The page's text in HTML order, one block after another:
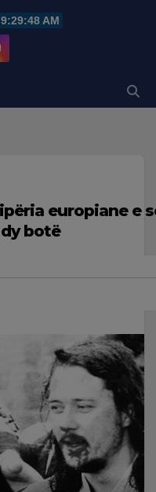
9:29:49 AM
europiane e
botë